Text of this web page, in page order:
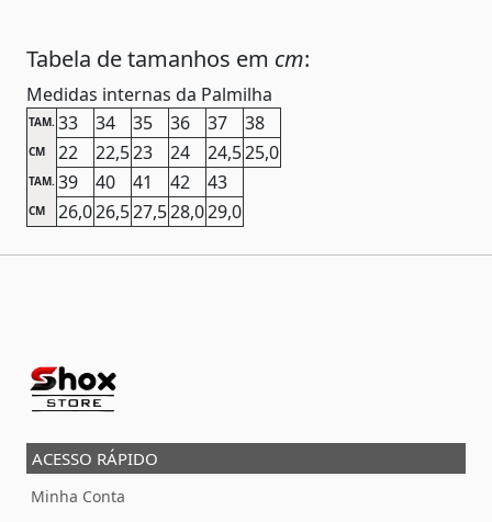
Tabela de tamanhos em cm:
Medidas internas da Palmilha
TAM. 33 34 35 36 37 38
CM 22 22,523 24 24,525,0
TAM. 39 40 41 42 43
CM 26,026,527,528,029,0
ACESSO RÁPIDO
Minha Conta